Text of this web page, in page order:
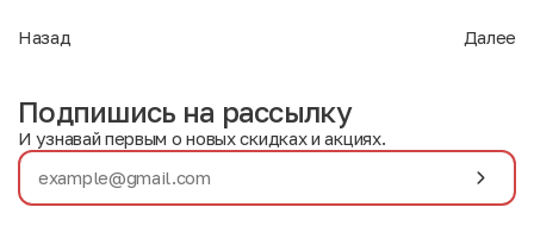
Назад Далее
Подпишись на рассылку
И узнавай первым о новых скидках и акциях.